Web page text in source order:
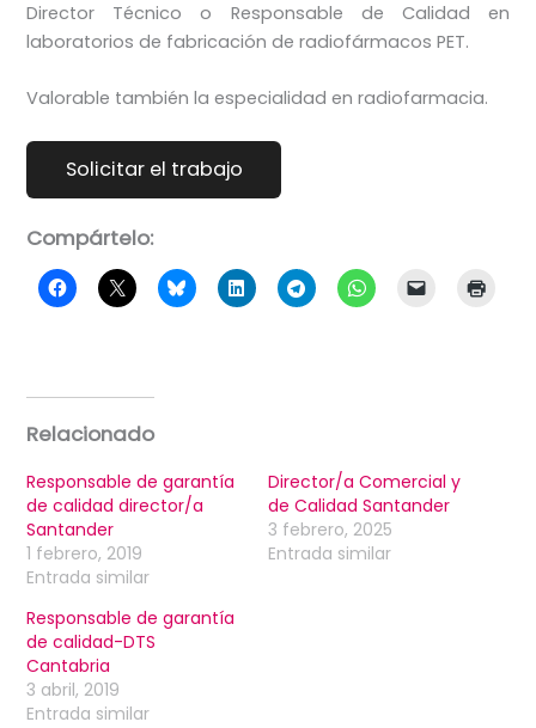
Director Técnico o Responsable de Calidad en
laboratorios de fabricación de radiofármacos PET.
Valorable también la especialidad en radiofarmacia.
Compártelo:
Relacionado
Responsable de garantía
de calidad director/a
Santander
1 febrero, 2019
Entrada similar
Director/a Comercial y
de Calidad Santander
3 febrero, 2025
Entrada similar
Responsable de garantía
de calidad-DTS
Cantabria
3 abril, 2019
Entrada similar